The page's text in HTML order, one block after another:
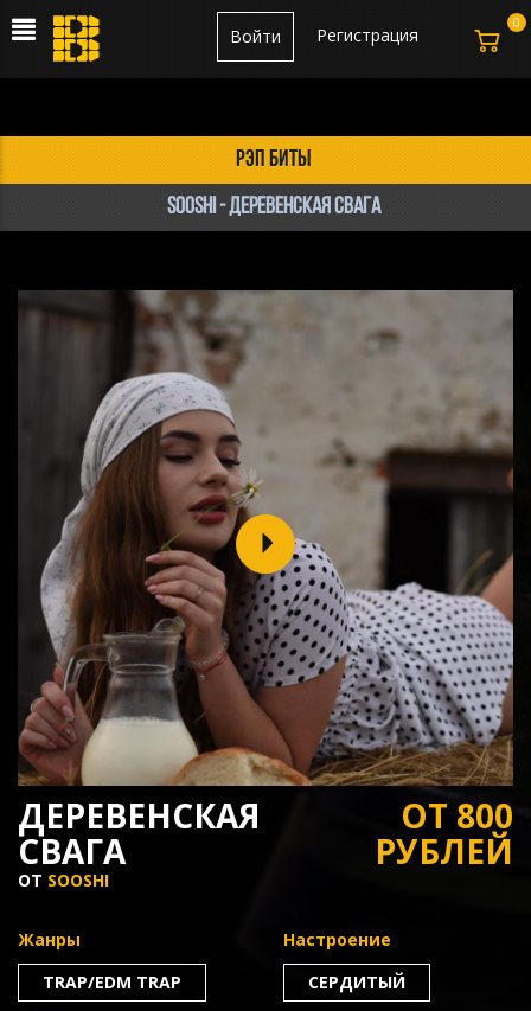
Регистрация
Войти
рэп биты
sooshi - деревенская свага
ДЕРЕВЕНСКАЯ
СВАГА
ОТ SOOSHI
ОТ 800
РУБЛЕЙ
Жанры
TRAP/EDM TRAP
Настроение
СЕРДИТЫЙ
0